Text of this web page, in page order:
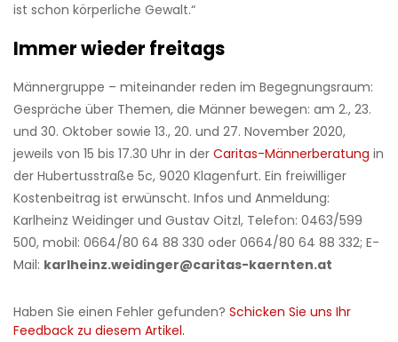
ist schon körperliche Gewalt.“
Immer wieder freitags
Männergruppe – miteinander reden im Begegnungsraum:
Gespräche über Themen, die Männer bewegen: am 2., 23.
und 30. Oktober sowie 13., 20. und 27. November 2020,
jeweils von 15 bis 17.30 Uhr in der Caritas-Männerberatung in
der Hubertusstraße 5c, 9020 Klagenfurt. Ein freiwilliger
Kostenbeitrag ist erwünscht. Infos und Anmeldung:
Karlheinz Weidinger und Gustav Oitzl, Telefon: 0463/599
500, mobil: 0664/80 64 88 330 oder 0664/80 64 88 332; E-
Mail: karlheinz.weidinger@caritas-kaernten.at
Haben Sie einen Fehler gefunden? Schicken Sie uns Ihr
Feedback zu diesem Artikel.